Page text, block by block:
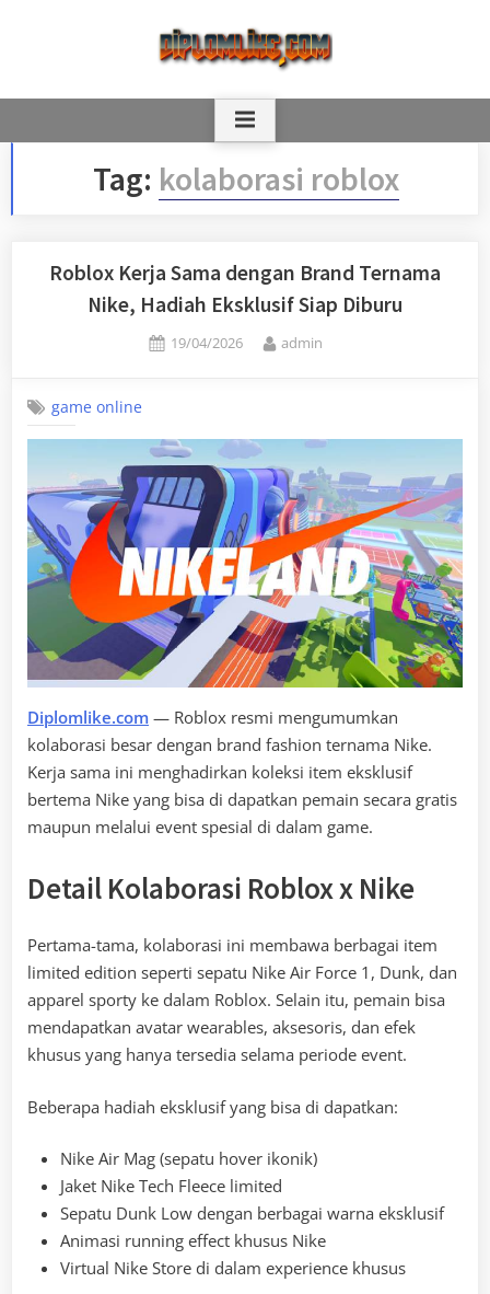
Tag: kolaborasi roblox
Roblox Kerja Sama dengan Brand Ternama
Nike, Hadiah Eksklusif Siap Diburu
Posted
19/04/2026 By
admin
game online
Diplomlike.com — Roblox resmi mengumumkan
kolaborasi besar dengan brand fashion ternama Nike.
Kerja sama ini menghadirkan koleksi item eksklusif
bertema Nike yang bisa di dapatkan pemain secara gratis
maupun melalui event spesial di dalam game.
Detail Kolaborasi Roblox x Nike
Pertama-tama, kolaborasi ini membawa berbagai item
limited edition seperti sepatu Nike Air Force 1, Dunk, dan
apparel sporty ke dalam Roblox. Selain itu, pemain bisa
mendapatkan avatar wearables, aksesoris, dan efek
khusus yang hanya tersedia selama periode event.
Beberapa hadiah eksklusif yang bisa di dapatkan:
Nike Air Mag (sepatu hover ikonik)
Jaket Nike Tech Fleece limited
Sepatu Dunk Low dengan berbagai warna eksklusif
Animasi running effect khusus Nike
Virtual Nike Store di dalam experience khusus